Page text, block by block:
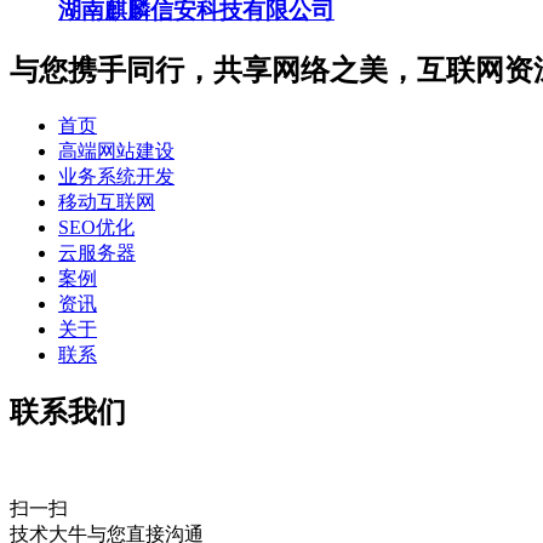
湖南麒麟信安科技有限公司
与您携手同行，共享网络之美，互联网资
首页
高端网站建设
业务系统开发
移动互联网
SEO优化
云服务器
案例
资讯
关于
联系
联系我们
扫一扫
技术大牛与您直接沟通